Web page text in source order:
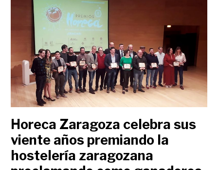
Horeca Zaragoza celebra sus
viente años premiando la
hostelería zaragozana